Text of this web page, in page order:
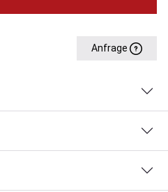
Anfrage